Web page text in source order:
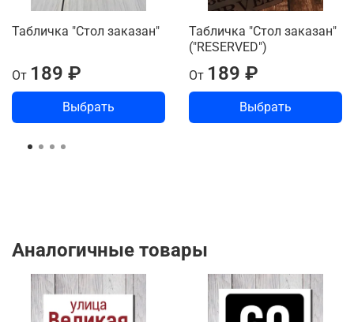
Табличка "Стол заказан"
От 189 ₽
Выбрать
Табличка "Стол заказан"
("RESERVED")
От 189 ₽
Выбрать
Аналогичные товары